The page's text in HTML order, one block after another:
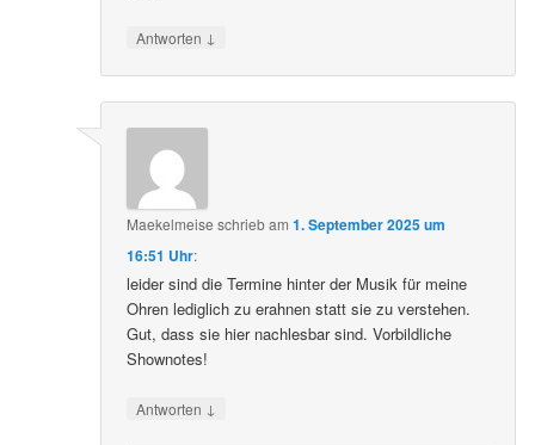
Antworten ↓
Maekelmeise schriebam1. September 2025 um
16:51 Uhr:
leider sind die Termine hinter der Musik für meine
Ohren lediglich zu erahnen statt sie zu verstehen.
Gut, dass sie hier nachlesbar sind. Vorbildliche
Shownotes!
Antworten ↓